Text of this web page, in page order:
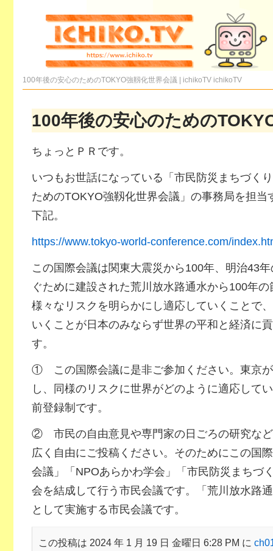
100年後の安心のためのTOKYO強靱化世界会議 | ichikoTV ichikoTV
100年後の安心のための
ちょっとＰＲです。
いつもお世話になっている「市民防災まちづく
ためのTOKYO強靱化世界会議」の事務局を担当
下記。
https://www.tokyo-world-conference.com/
この国際会議は関東大震災から100年、明治43
ぐために建設された荒川放水路通水から100年
様々なリスクを明らかにし適応していくことで
いくことが日本のみならず世界の平和と経済に
す。
① この国際会議に是非ご参加ください。東京
し、同様のリスクに世界がどのように適応して
前登録制です。
② 市民の自由意見や専門家の日ごろの研究な
広く自由にご投稿ください。そのためにこの国
会議」「NPOあらかわ学会」「市民防災まちづ
会を結成して行う市民会議です。「荒川放水路
として実施する市民会議です。
この投稿は 2024 年 1 月 19 日 金曜日 6:28 PM に